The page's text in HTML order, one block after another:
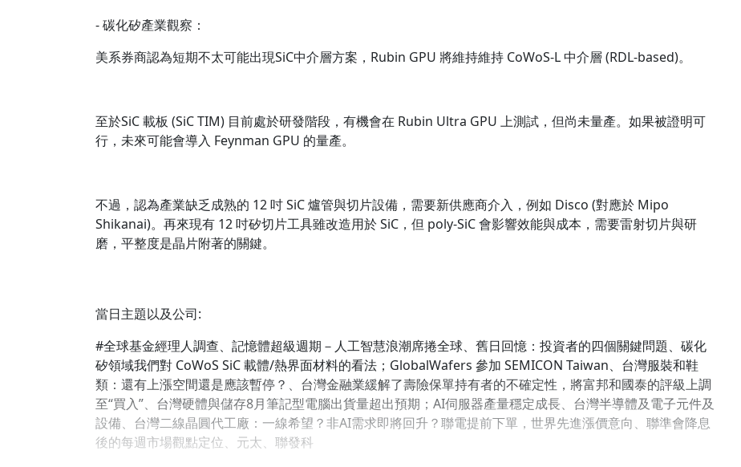
- 碳化矽產業觀察：
美系券商認為短期不太可能出現SiC中介層方案，Rubin GPU 將維持維持 CoWoS-L 中介層 (RDL-based)。
至於SiC 載板 (SiC TIM) 目前處於研發階段，有機會在 Rubin Ultra GPU 上測試，但尚未量產。如果被證明可
行，未來可能會導入 Feynman GPU 的量產。
不過，認為產業缺乏成熟的 12 吋 SiC 爐管與切片設備，需要新供應商介入，例如 Disco (對應於 Mipo
Shikanai)。再來現有 12 吋矽切片工具雖改造用於 SiC，但 poly-SiC 會影響效能與成本，需要雷射切片與研
磨，平整度是晶片附著的關鍵。
當日主題以及公司:
#全球基金經理人調查、記憶體超級週期－人工智慧浪潮席捲全球、舊日回憶：投資者的四個關鍵問題、碳化
矽領域我們對 CoWoS SiC 載體/熱界面材料的看法；GlobalWafers 參加 SEMICON Taiwan、台灣服裝和鞋
類：還有上漲空間還是應該暫停？、台灣金融業緩解了壽險保單持有者的不確定性，將富邦和國泰的評級上調
至“買入”、台灣硬體與儲存8月筆記型電腦出貨量超出預期；AI伺服器產量穩定成長、台灣半導體及電子元件及
設備、台灣二線晶圓代工廠：一線希望？非AI需求即將回升？聯電提前下單，世界先進漲價意向、聯準會降息
後的每週市場觀點定位、元太、聯發科